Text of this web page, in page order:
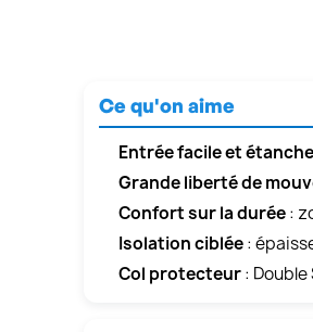
Ce qu'on aime
Entrée facile et étanche
Grande liberté de
Confort sur la durée:
Isolation ciblée:
Col protecteur: